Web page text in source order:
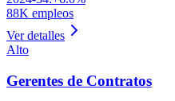
88K empleos
Ver detalles
Alto
Gerentes de Contratos